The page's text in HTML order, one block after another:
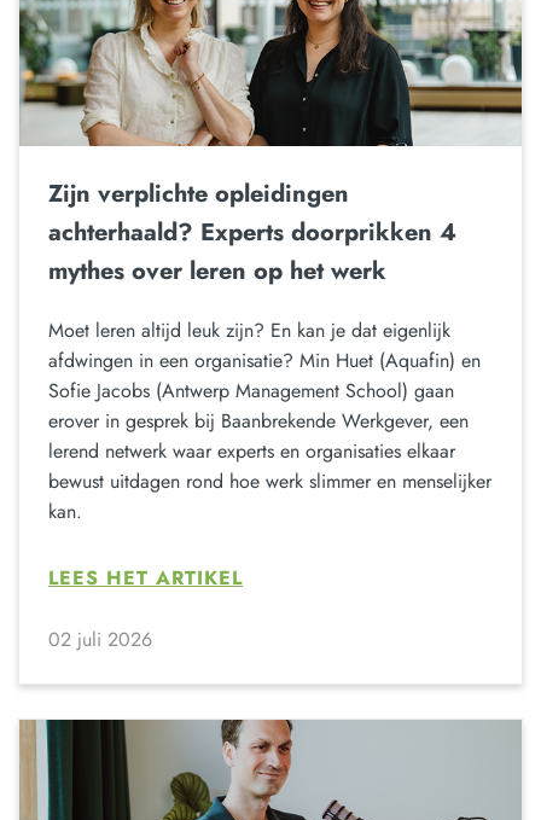
Zijn verplichte opleidingen
achterhaald? Experts doorprikken 4
mythes over leren op het werk
Moet leren altijd leuk zijn? En kan je dat eigenlijk
afdwingen in een organisatie? Min Huet (Aquafin) en
Sofie Jacobs (Antwerp Management School) gaan
erover in gesprek bij Baanbrekende Werkgever, een
lerend netwerk waar experts en organisaties elkaar
bewust uitdagen rond hoe werk slimmer en menselijker
kan.
LEES HET ARTIKEL
02 juli 2026